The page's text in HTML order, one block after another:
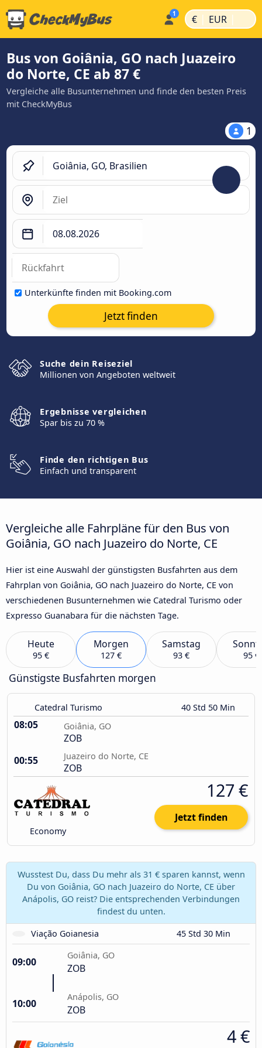
€ | EUR |
Bus von Goiânia, GO nach Juazeiro
do Norte, CE ab 87 €
Vergleiche alle Busunternehmen und finde den besten Preis
mit CheckMyBus
1
Unterkünfte finden mit Booking.com
Jetzt finden
Suche dein Reiseziel
Millionen von Angeboten weltweit
Ergebnisse vergleichen
Spar bis zu 70 %
Finde den richtigen Bus
Einfach und transparent
Vergleiche alle Fahrpläne für den Bus von
Goiânia, GO nach Juazeiro do Norte, CE
Hier ist eine Auswahl der günstigsten Busfahrten aus dem
Fahrplan von Goiânia, GO nach Juazeiro do Norte, CE von
verschiedenen Busunternehmen wie Catedral Turismo oder
Expresso Guanabara für die nächsten Tage.
Heute
95 €
Morgen
127 €
Samstag
93 € 95 €
Günstigste Busfahrten morgen
Catedral Turismo 40 Std 50 Min
08:05 Goiânia, GO
ZOB
00:55
Juazeiro do Norte, CE
ZOB
Economy
127 €
Jetzt finden
Wusstest Du, dass Du mehr als 31 € sparen kannst, wenn
Du von Goiânia, GO nach Juazeiro do Norte, CE über
Anápolis, GO reist? Die entsprechenden Verbindungen
findest du unten.
Viação Goianesia
45 Std 30 Min
09:00
Goiânia, GO
ZOB
10:00
Anápolis, GO
ZOB
4 €